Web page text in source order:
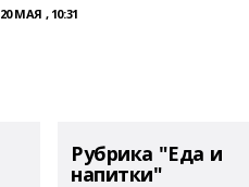
20 МАЯ , 10:31
Рубрика "Еда и
напитки"